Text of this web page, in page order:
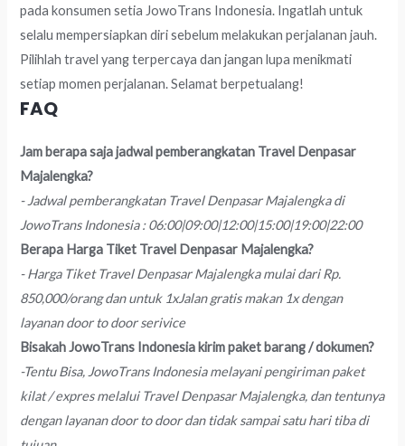
pada konsumen setia JowoTrans Indonesia. Ingatlah untuk
selalu mempersiapkan diri sebelum melakukan perjalanan jauh.
Pilihlah travel yang terpercaya dan jangan lupa menikmati
setiap momen perjalanan. Selamat berpetualang!
FAQ
Jam berapa saja jadwal pemberangkatan Travel Denpasar
Majalengka?
- Jadwal pemberangkatan Travel Denpasar Majalengka di
JowoTrans Indonesia : 06:00|09:00|12:00|15:00|19:00|22:00
Berapa Harga Tiket Travel Denpasar Majalengka?
- Harga Tiket Travel Denpasar Majalengka mulai dari Rp.
850,000/orang dan untuk 1xJalan gratis makan 1x dengan
layanan door to door serivice
Bisakah JowoTrans Indonesia kirim paket barang / dokumen?
-Tentu Bisa, JowoTrans Indonesia melayani pengiriman paket
kilat / expres melalui Travel Denpasar Majalengka, dan tentunya
dengan layanan door to door dan tidak sampai satu hari tiba di